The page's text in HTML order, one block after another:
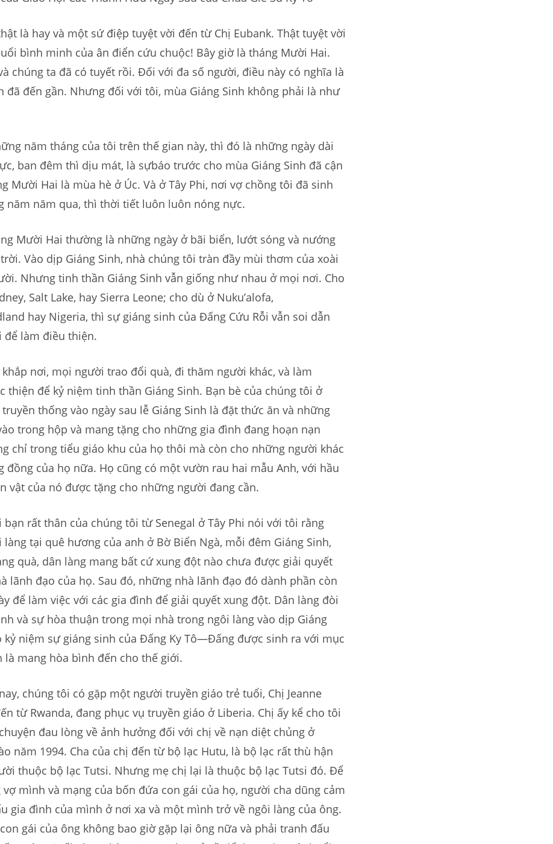
là hay và một sứ điệp tuyệt vời đến từ Chị Eubank. Thật tuyệt vời
bình minh của ân điển cứu chuộc! Bây giờ là tháng Mười Hai.
chúng ta đã có tuyết rồi. Đối với đa số người, điều này có nghĩa là
đã đến gần. Nhưng đối với tôi, mùa Giáng Sinh không phải là như
năm tháng của tôi trên thế gian này, thì đó là những ngày dài
ban đêm thì dịu mát, là sựbáo trước cho mùa Giáng Sinh đã cận
Mười Hai là mùa hè ở Úc. Và ở Tây Phi, nơi vợ chồng tôi đã sinh
năm năm qua, thì thời tiết luôn luôn nóng nực.
Mười Hai thường là những ngày ở bãi biển, lướt sóng và nướng
Vào dịp Giáng Sinh, nhà chúng tôi tràn đầy mùi thơm của xoài
Nhưng tinh thần Giáng Sinh vẫn giống như nhau ở mọi nơi. Cho
Salt Lake, hay Sierra Leone; cho dù ở Nuku’alofa,
hay Nigeria, thì sự giáng sinh của Đấng Cứu Rỗi vẫn soi dẫn
để làm điều thiện.
khắp nơi, mọi người trao đổi quà, đi thăm người khác, và làm
thiện để kỷ niệm tinh thần Giáng Sinh. Bạn bè của chúng tôi ở
truyền thống vào ngày sau lễ Giáng Sinh là đặt thức ăn và những
trong hộp và mang tặng cho những gia đình đang hoạn nạn
chỉ trong tiểu giáo khu của họ thôi mà còn cho những người khác
đồng của họ nữa. Họ cũng có một vườn rau hai mẫu Anh, với hầu
vật của nó được tặng cho những người đang cần.
rất thân của chúng tôi từ Senegal ở Tây Phi nói với tôi rằng
tại quê hương của anh ở Bờ Biển Ngà, mỗi đêm Giáng Sinh,
quà, dân làng mang bất cứ xung đột nào chưa được giải quyết
lãnh đạo của họ. Sau đó, những nhà lãnh đạo đó dành phần còn
để làm việc với các gia đình để giải quyết xung đột. Dân làng đòi
và sự hòa thuận trong mọi nhà trong ngôi làng vào dịp Giáng
kỷ niệm sự giáng sinh của Đấng Ky Tô—Đấng được sinh ra với mục
là mang hòa bình đến cho thế giới.
chúng tôi có gặp một người truyền giáo trẻ tuổi, Chị Jeanne
từ Rwanda, đang phục vụ truyền giáo ở Liberia. Chị ấy kể cho tôi
đau lòng về ảnh hưởng đối với chị về nạn diệt chủng ở
năm 1994. Cha của chị đến từ bộ lạc Hutu, là bộ lạc rất thù hận
thuộc bộ lạc Tutsi. Nhưng mẹ chị lại là thuộc bộ lạc Tutsi đó. Để
mình và mạng của bốn đứa con gái của họ, người cha dũng cảm
gia đình của mình ở nơi xa và một mình trở về ngôi làng của ông.
gái của ông không bao giờ gặp lại ông nữa và phải tranh đấu